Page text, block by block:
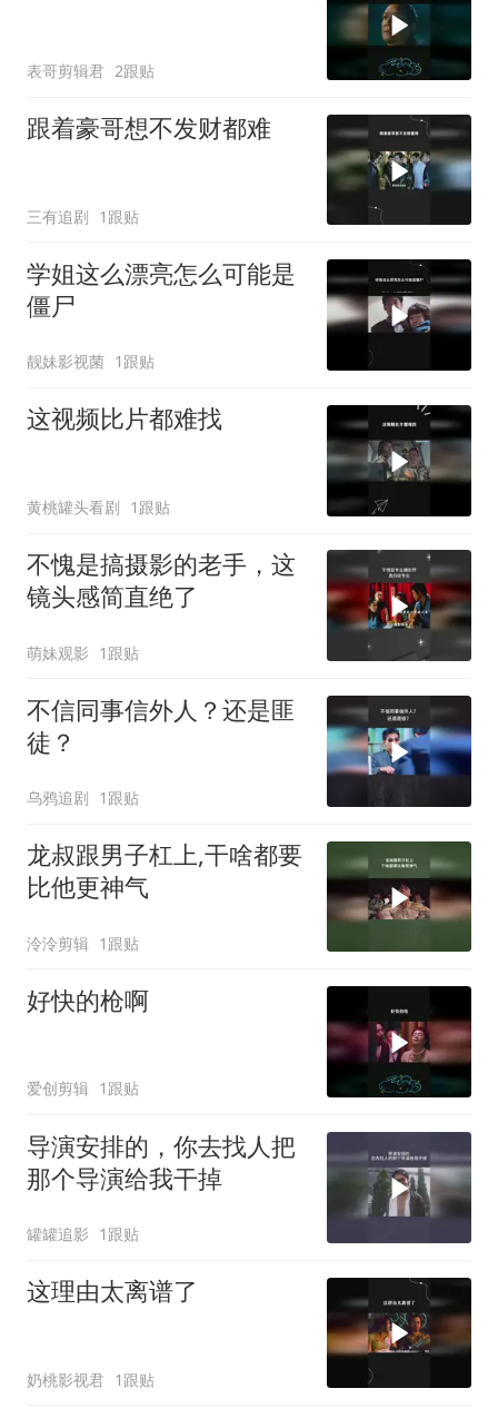
表哥剪辑君 2跟贴
跟着豪哥想不发财都难
三有追剧 1跟贴
学姐这么漂亮怎么可能是
僵尸
靓妹影视菌 1跟贴
这视频比片都难找
黄桃罐头看剧 1跟贴
不愧是搞摄影的老手，这
镜头感简直绝了
萌妹观影 1跟贴
不信同事信外人？还是匪
徒？
乌鸦追剧 1跟贴
龙叔跟男子杠上,干啥都要
比他更神气
泠泠剪辑 1跟贴
好快的枪啊
爱创剪辑 1跟贴
导演安排的，你去找人把
那个导演给我干掉
罐罐追影 1跟贴
这理由太离谱了
奶桃影视君 1跟贴